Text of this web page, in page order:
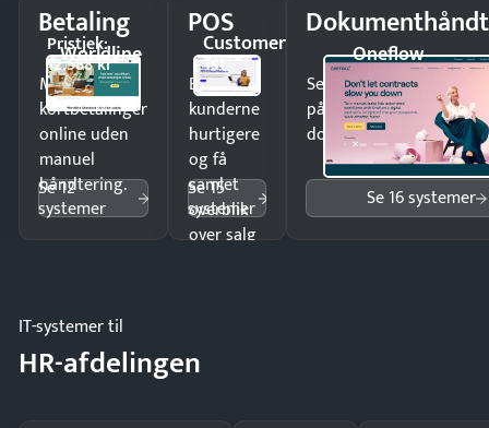
Betaling
Worldline
Pristjek:
12.588 kr
Modtag
kortbetalinger
online uden
manuel
håndtering.
Se 12
systemer
POS
Customer
1st
Ekspedér
kunderne
hurtigere
og få
samlet
overblik
over salg
Se 15
systemer
Oneflow
Send kontrakter til
på minutter og mist
dokumenter.
Se 16 systemer
IT-systemer til
HR-afdelingen